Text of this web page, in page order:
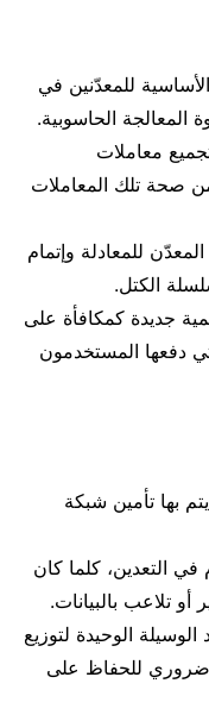
للمعدّنين في
الحاسوبية.
معاملات
صحة تلك المعاملات
للمعادلة وإتمام
الكتل.
جديدة كمكافأة على
دفعها المستخدمون
بها تأمين شبكة
في التعدين، كلما كان
تلاعب بالبيانات.
الوحيدة لتوزيع
ضروري للحفاظ على